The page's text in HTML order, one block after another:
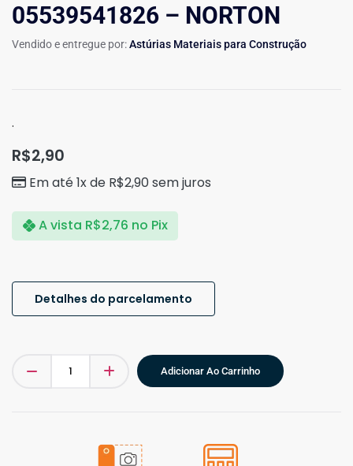
05539541826 – NORTON
Vendido e entregue por:Astúrias Materiais para Construção
.
R$2,90
Em até 1x de R$2,90sem juros
A vista R$2,76 no Pix
Detalhes do parcelamento
Adicionar Ao Carrinho